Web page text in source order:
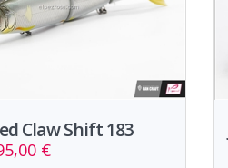
Claw Shift 183
€